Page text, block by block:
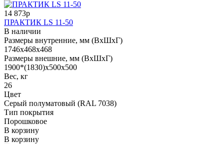
14 873р
ПРАКТИК LS 11-50
В наличии
Размеры внутренние, мм (ВхШхГ)
1746x468x468
Размеры внешние, мм (ВхШхГ)
1900*(1830)x500x500
Вес, кг
26
Цвет
Cерый полуматовый (RAL 7038)
Тип покрытия
Порошковое
В корзину
В корзину